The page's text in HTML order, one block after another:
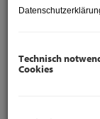
Lebensqualität
Wer die Nähe
Technisch
Cookies